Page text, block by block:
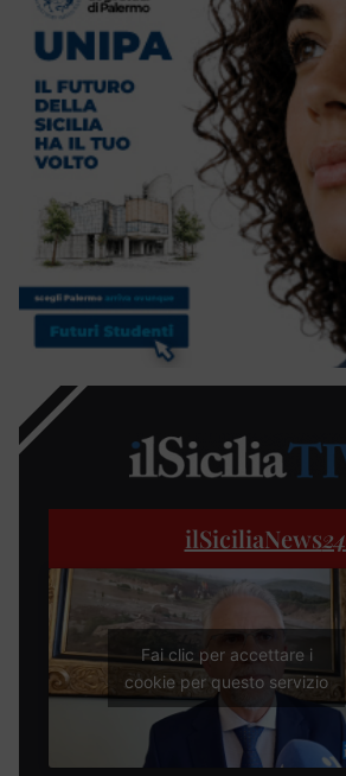
ilSiciliaNews24
Fai clic per accettare i
cookie per questo servizio